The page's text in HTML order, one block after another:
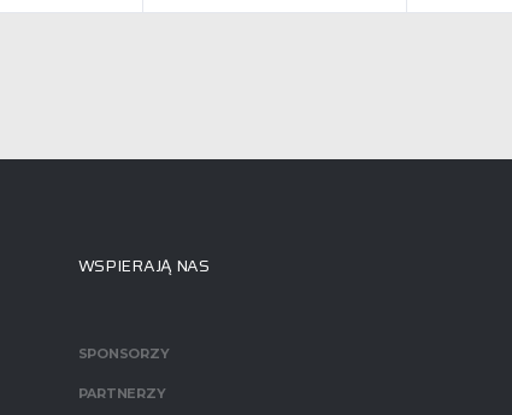
WSPIERAJĄ NAS
SPONSORZY
PARTNERZY